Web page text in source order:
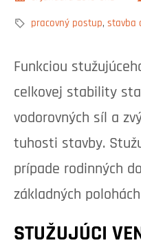
pracovný postup, stavba
Funkciou
celkovej stability
vodorovných síl a
tuhosti stavby.
prípade rodinných
základných
STUŽUJÚCI